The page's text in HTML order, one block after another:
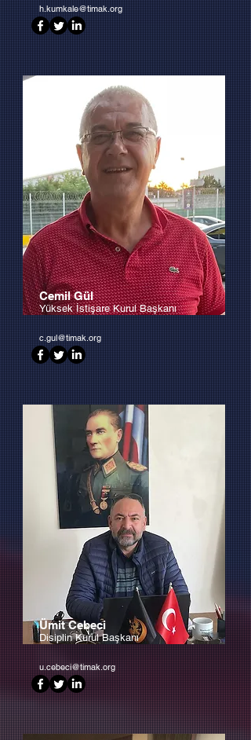
h.kumkale@timak.org
Cemil Gül
Yüksek İstişare Kurul Başkanı
c.gul@timak.org
Ümit Cebeci
Disiplin Kurul Başkanı
u.cebeci@timak.org